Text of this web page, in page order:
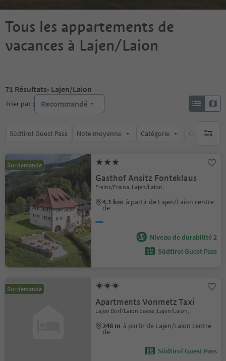
Tous les appartements de
vacances à Lajen/Laion
71 Résultats- Lajen/Laion
Trier par : Recommandé
Südtirol Guest Pass Note moyenne Catégorie Options de
aucun
Sur demande
Gasthof Ansitz Fonteklaus
Freins/Fraina, Lajen/Laion,
4.1 km à partir de Lajen/Laion centre
de
Niveau de durabilité 2
Südtirol Guest Pass
Sur demande
Apartments Vonmetz Taxi
Lajen Dorf/Laion paese, Lajen/Laion,
248 m à partir de Lajen/Laion centre
de
Südtirol Guest Pass